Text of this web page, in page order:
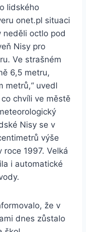
lidského
onet.pl situaci
neděli octlo pod
Nisy pro
Ve strašném
6,5 metru,
metrů,“ uvedl
chvíli ve městě
Nisy se v
výše
1997. Velká
i automatické
že v
dnes zůstalo